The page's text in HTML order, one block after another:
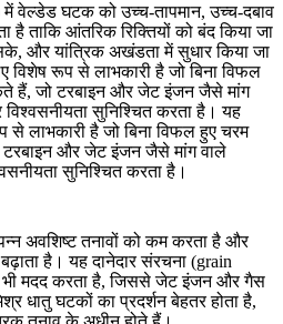
वेल्डेड घटक को उच्च-तापमान, उच्च-दबाव
है ताकि आंतरिक रिक्तियों को बंद किया जा
और यांत्रिक अखंडता में सुधार किया जा
रूप से लाभकारी है जो बिना विफल
हैं, जो टरबाइन और जेट इंजन जैसे मांग
सुनिश्चित करता है। यह
लाभकारी है जो बिना विफल हुए चरम
और जेट इंजन जैसे मांग वाले
सुनिश्चित करता है।
अवशिष्ट तनावों को कम करता है और
है। यह दानेदार संरचना (grain
मदद करता है, जिससे जेट इंजन और गैस
धातु घटकों का प्रदर्शन बेहतर होता है,